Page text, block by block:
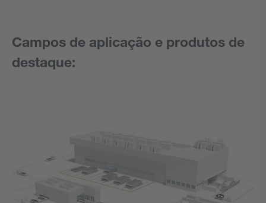
Campos de aplicação e produtos de
destaque: